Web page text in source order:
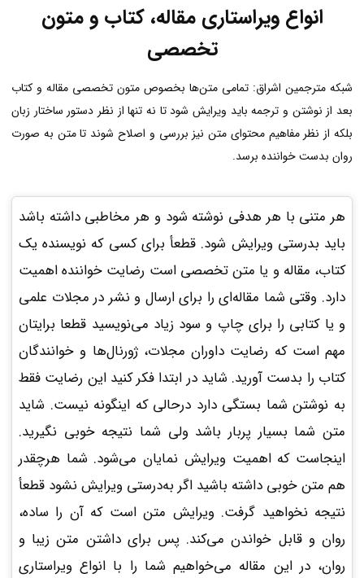
انواع ویراستاری مقاله، کتاب و متون
تخصصی
شبکه مترجمین اشراق: تمامی متن‌ها بخصوص متون تخصصی مقاله و کتاب
بعد از نوشتن و ترجمه باید ویرایش شود تا نه تنها از نظر دستور ساختار زبان
بلکه از نظر مفاهیم محتوای متن نیز بررسی و اصلاح شوند تا متن به صورت
روان بدست خواننده برسد.
هر متنی با هر هدفی نوشته شود و هر مخاطبی داشته باشد
باید بدرستی ویرایش شود. قطعأ برای کسی که نویسنده یک
کتاب، مقاله و یا متن تخصصی است رضایت خواننده اهمیت
دارد. وقتی شما مقاله‌ای را برای ارسال و نشر در مجلات علمی
و یا کتابی را برای چاپ و سود زیاد می‌نویسید قطعا برایتان
مهم است که رضایت داوران مجلات، ژورنال‌ها و خوانندگان
کتاب را بدست آورید. شاید در ابتدا فکر کنید این رضایت فقط
به نوشتن شما بستگی دارد درحالی که اینگونه نیست. شاید
متن شما بسیار پربار باشد ولی شما نتیجه خوبی نگیرید.
اینجاست که اهمیت ویرایش نمایان می‌شود. شما هرچقدر
هم متن خوبی داشته باشید اگر به‌درستی ویرایش نشود قطعأ
نتیجه نخواهید گرفت. ویرایش متن است که آن را ساده،
روان و قابل خواندن می‌کند. پس برای داشتن متن زیبا و
روان، در این مقاله می‌خواهیم شما را با انواع ویراستاری